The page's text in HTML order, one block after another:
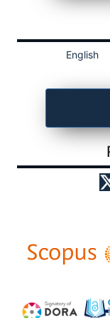
English